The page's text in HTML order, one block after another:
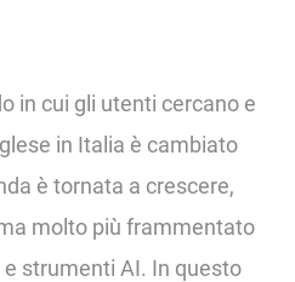
in cui gli utenti cercano e
in Italia è cambiato
è tornata a crescere,
molto più frammentato
strumenti AI. In questo